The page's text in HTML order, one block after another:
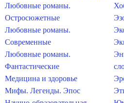
Любовные романы.
Остросюжетные
Любовные романы.
Современные
Любовные романы.
Фантастические
Медицина и здоровье
Мифы. Легенды. Эпос